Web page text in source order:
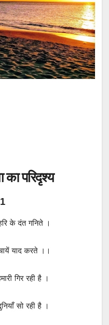
का परिदृश्य
1
के दंत गनिते ।
याद करते ।।
गिर रही है ।
सो रही है ।